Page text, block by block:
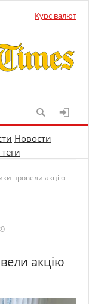
Курс валют
Новости
провели акцію
акцію